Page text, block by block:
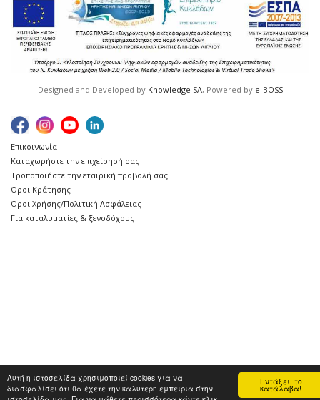
Εντάξει, το
κατάλαβα!
Αυτή η ιστοσελίδα χρησιμοποιεί cookies για να
διασφαλίσει ότι θα έχετε την καλύτερη εμπειρία στην
Designed and Developed by Knowledge SA, Powered by e-BOSS
Επικοινωνία
Καταχωρήστε την επιχείρησή σας
Τροποποιήστε την εταιρική προβολή σας
Όροι Κράτησης
Όροι Χρήσης/Πολιτική Ασφάλειας
Για καταλυματίες & ξενοδόχους